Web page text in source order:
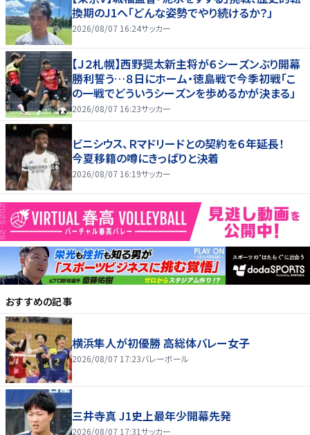
換期のJ1へ「どんな姿勢でやり続けるか？」
2026/08/07 16:24サッカー
【Ｊ２札幌】西野奨太新主将が６シーズンぶり開幕
勝利誓う…８日にホーム・徳島戦で今季初戦「こ
の一戦でどういうシーズンを歩めるかが決まる」
2026/08/07 16:23サッカー
ビニシウス、Ｒマドリードとの契約を６年延長！
今夏移籍の噂にきっぱりと決着
2026/08/07 16:19サッカー
おすすめの記事
横浜隼人が初優勝 高総体バレー女子
2026/08/07 17:23バレーボール
三井寺真 J1史上最年少開幕先発
2026/08/07 17:31サッカー